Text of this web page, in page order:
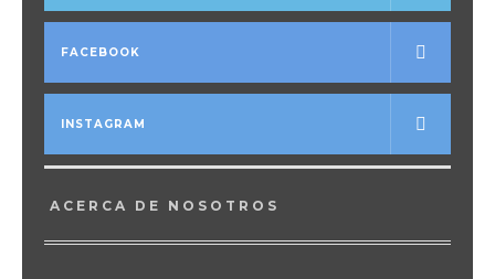
FACEBOOK
INSTAGRAM
ACERCA DE NOSOTROS